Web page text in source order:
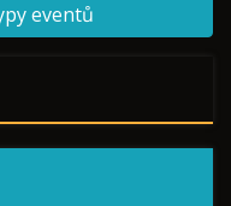
eventů